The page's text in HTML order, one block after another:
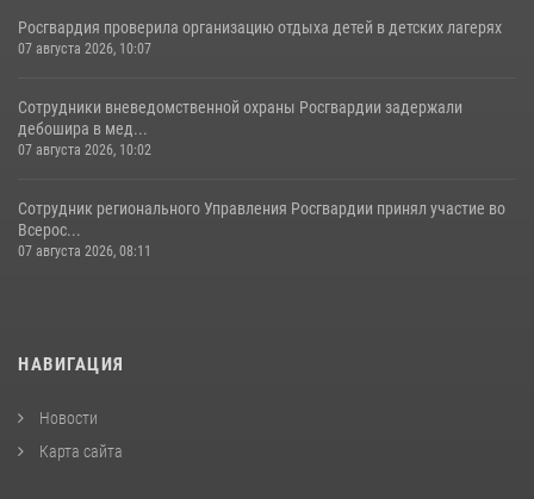
Росгвардия проверила организацию отдыха детей в детских лагерях
07 августа 2026, 10:07
Сотрудники вневедомственной охраны Росгвардии задержали
дебошира в мед...
07 августа 2026, 10:02
Сотрудник регионального Управления Росгвардии принял участие во
Всерос...
07 августа 2026, 08:11
НАВИГАЦИЯ
Новости
Карта сайта